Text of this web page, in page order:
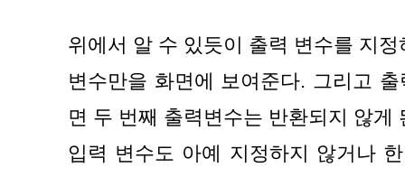
위에서 알 수 있듯이 출력 변수를 지
변수만을 화면에 보여준다. 그리고
면 두 번째 출력변수는 반환되지 않게
입력 변수도 아예 지정하지 않거나